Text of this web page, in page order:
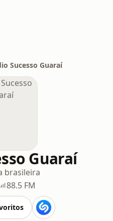
Sucesso Guaraí
Guaraí
brasileira
88.5 FM